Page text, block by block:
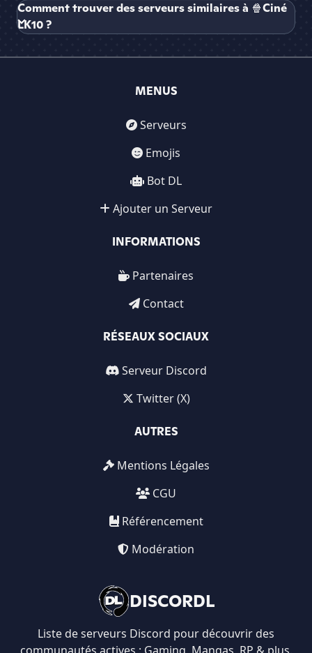
Comment trouver des serveurs similaires à 🍿Ciné
LK10 ?
DISCORDL
Liste de serveurs Discord pour découvrir des
MENUS
Serveurs
Emojis
Bot DL
Ajouter un Serveur
INFORMATIONS
Partenaires
Contact
RÉSEAUX SOCIAUX
Serveur Discord
Twitter (X)
AUTRES
Mentions Légales
CGU
Référencement
Modération